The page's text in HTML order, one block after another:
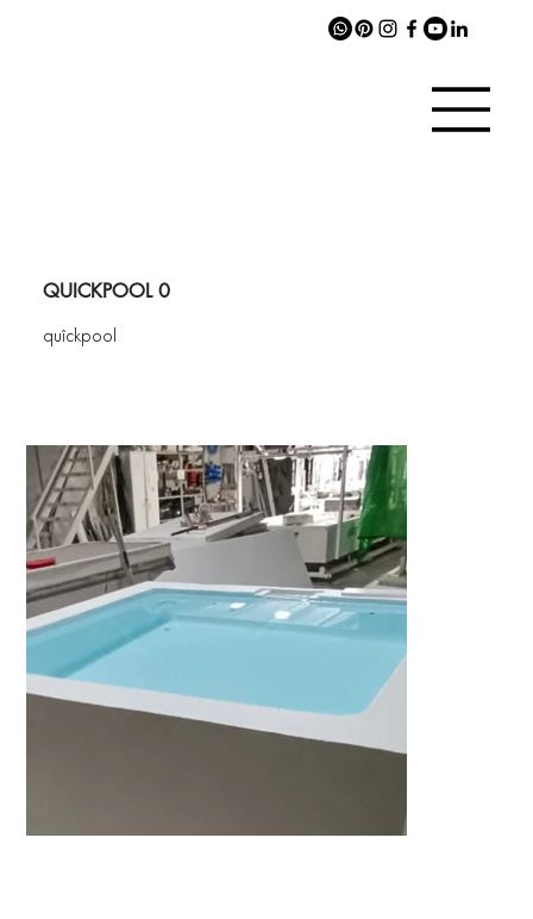
QUICKPOOL 0
quîckpool